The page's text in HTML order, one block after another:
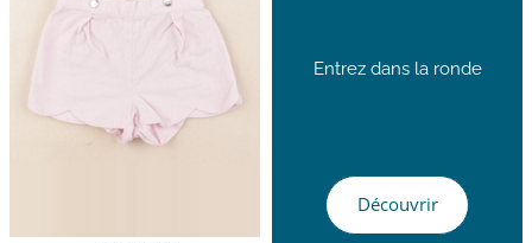
Entrez dans la ronde
Découvrir